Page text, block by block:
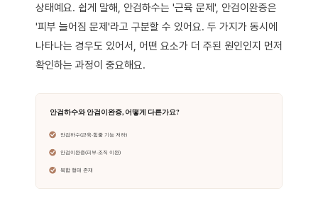
상태예요. 쉽게 말해, 안검하수는 '근육 문제', 안검이완증은
'피부 늘어짐 문제'라고 구분할 수 있어요. 두 가지가 동시에
나타나는 경우도 있어서, 어떤 요소가 더 주된 원인인지 먼저
확인하는 과정이 중요해요.